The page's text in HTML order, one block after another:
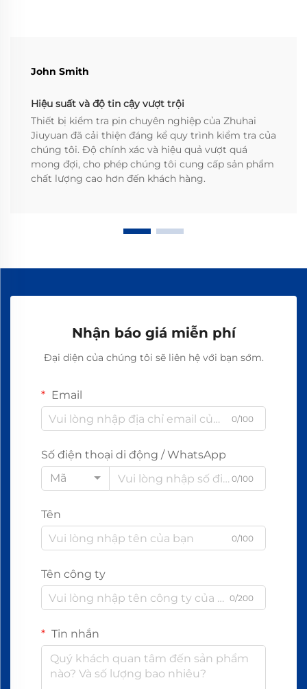
John Smith
Hiệu suất và độ tin cậy vượt trội
Thiết bị kiểm tra pin chuyên nghiệp của Zhuhai
Jiuyuan đã cải thiện đáng kể quy trình kiểm tra của
chúng tôi. Độ chính xác và hiệu quả vượt quá
mong đợi, cho phép chúng tôi cung cấp sản phẩm
chất lượng cao hơn đến khách hàng.
Nhận báo giá miễn phí
Đại diện của chúng tôi sẽ liên hệ với bạn sớm.
Email
0/100
Số điện thoại di động / WhatsApp
Mã
0/100
Tên
0/100
Tên công ty
0/200
Tin nhắn